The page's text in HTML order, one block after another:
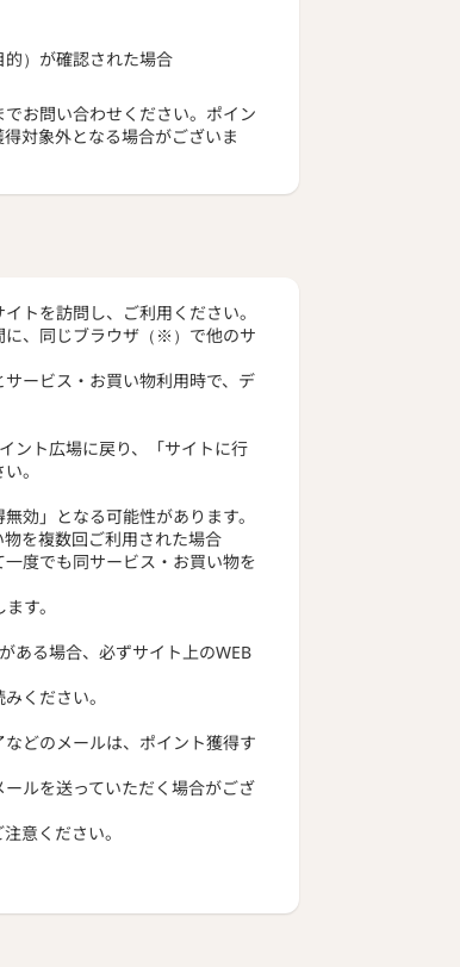
的）が確認された場合
でお問い合わせください。ポイン
対象外となる場合がございま
トを訪問し、ご利用ください。
に、同じブラウザ（※）で他のサ
ービス・お買い物利用時で、デ
ント広場に戻り、「サイトに行
。
効」となる可能性があります。
を複数回ご利用された場合
度でも同サービス・お買い物を
す。
ある場合、必ずサイト上のWEB
ください。
どのメールは、ポイント獲得す
ルを送っていただく場合がござ
意ください。